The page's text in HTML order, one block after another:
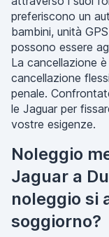
preferiscono un
bambini, unità
possono essere
La cancellazione
cancellazione
penale.
le Jaguar per
vostre esigenze.
Noleggio
Jaguar a
noleggio si
soggiorno?